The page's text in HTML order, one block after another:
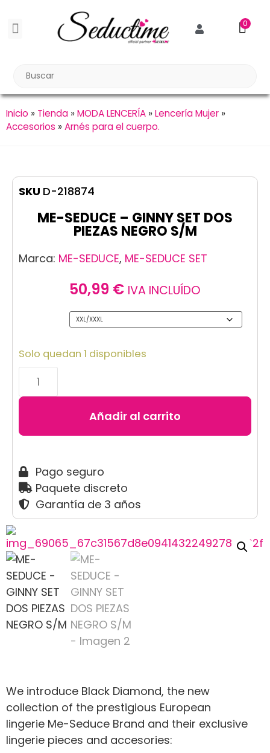
0
Inicio » Tienda »MODA LENCERÍA »Lencería Mujer »
Accesorios »Arnés para el cuerpo.
We introduce Black Diamond, the new
collection of the prestigious European
lingerie Me-Seduce Brand and their exclusive
lingerie pieces and accesories:
SKU D-218874
ME-SEDUCE – GINNY SET DOS
PIEZAS NEGRO S/M
Marca: ME-SEDUCE, ME-SEDUCE SET
50,99 € IVA INCLUÍDO
Solo quedan 1 disponibles
Añadir al carrito
Pago seguro
Paquete discreto
Garantía de 3 años